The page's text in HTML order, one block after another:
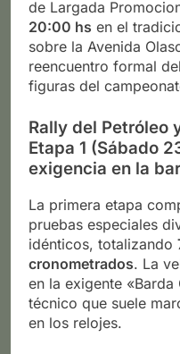
de Largada
20:00 hs en el
sobre la Avenida
reencuentro formal
figuras del
Rally del Petróleo
Etapa 1 (Sábado
exigencia en la
La primera etapa
pruebas especiales
idénticos, totalizando
cronometrados. La
en la exigente
técnico que suele
en los relojes.